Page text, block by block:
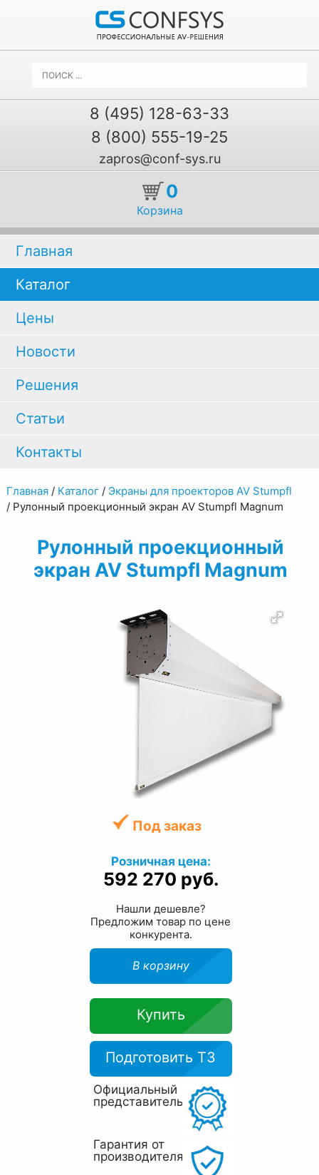
8 (495) 128-63-33
8 (800) 555-19-25
zapros@conf-sys.ru
0
Корзина
Главная
Каталог
Цены
Новости
Решения
Статьи
Контакты
Главная/ Каталог/ Экраны для проекторов AV Stumpfl
/ Рулонный проекционный экран AV Stumpfl Magnum
Рулонный проекционный
экран AV Stumpfl Magnum
Под заказ
Розничная цена:
592 270 руб.
Нашли дешевле?
Предложим товар по цене
конкурента.
В корзину
Купить
Подготовить ТЗ
Официальный
представитель
Гарантия от
производителя